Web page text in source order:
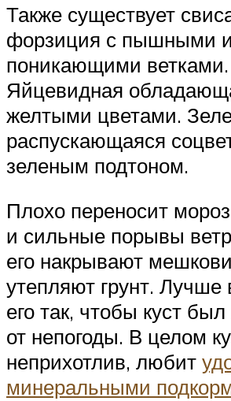
Также существует
форзиция с пышными и
поникающими ветками.
Яйцевидная
желтыми цветами.
распускающаяся
зеленым подтоном.
Плохо переносит
и сильные порывы
его накрывают
утепляют грунт. Лучше
его так, чтобы куст
от непогоды. В целом
неприхотлив, любит
минеральными